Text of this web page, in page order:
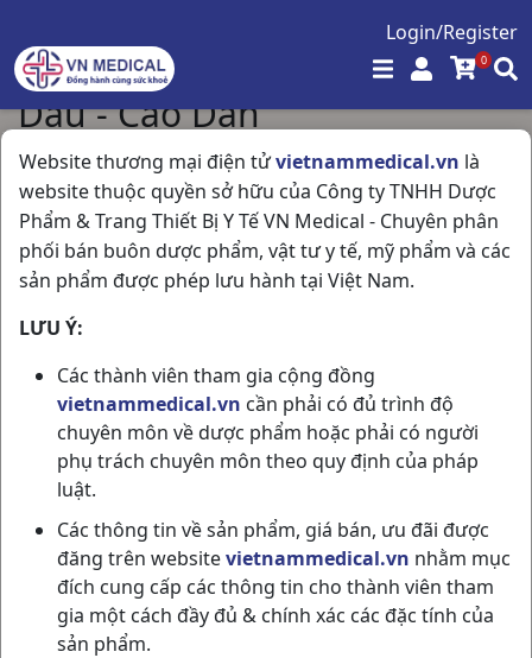
Login/Register
0
Website thương mại điện tửvietnammedical.vn là
website thuộc quyền sở hữu của Công ty TNHH Dược
Phẩm & Trang Thiết Bị Y Tế VN Medical - Chuyên phân
phối bán buôn dược phẩm, vật tư y tế, mỹ phẩm và các
sản phẩm được phép lưu hành tại Việt Nam.
LƯU Ý:
Các thành viên tham gia cộng đồng
vietnammedical.vn cần phải có đủ trình độ
chuyên môn về dược phẩm hoặc phải có người
phụ trách chuyên môn theo quy định của pháp
luật.
Các thông tin về sản phẩm, giá bán, ưu đãi được
đăng trên websitevietnammedical.vn nhằm mục
đích cung cấp các thông tin cho thành viên tham
gia một cách đầy đủ & chính xác các đặc tính của
sản phẩm.
Dầu - Cao Dán
Trang chủ / Dầu - Cao Dán
Hiển thị 36 / 95 sản phẩm
Dầu Xanh Singapore
Con Ó Eagle Brand
H12chai24ml Eagle
Brand
Eagle Brand
Dán Cọp Tốt Thailand
Thailand